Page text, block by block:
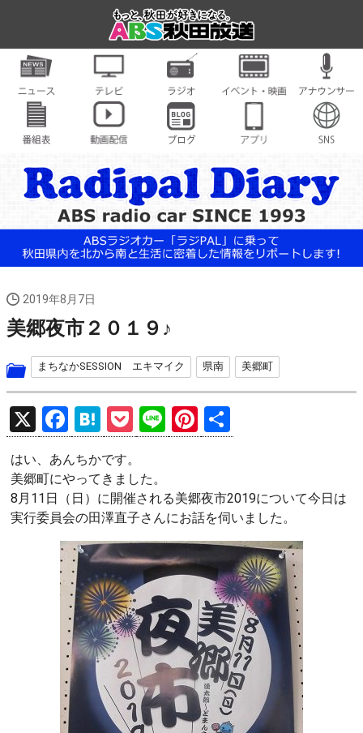
2019年8月7日
美郷夜市２０１９♪
まちなかSESSION エキマイク 県南 美郷町
X
F
a
ce
b
o
o
k
H
at
e
n
a
P
o
ck
et
Li
n
Pi
nt
es
t
有
はい、あんちかです。
美郷町にやってきました。
8月11日（日）に開催される美郷夜市2019について今日は
実行委員会の田澤直子さんにお話を伺いました。